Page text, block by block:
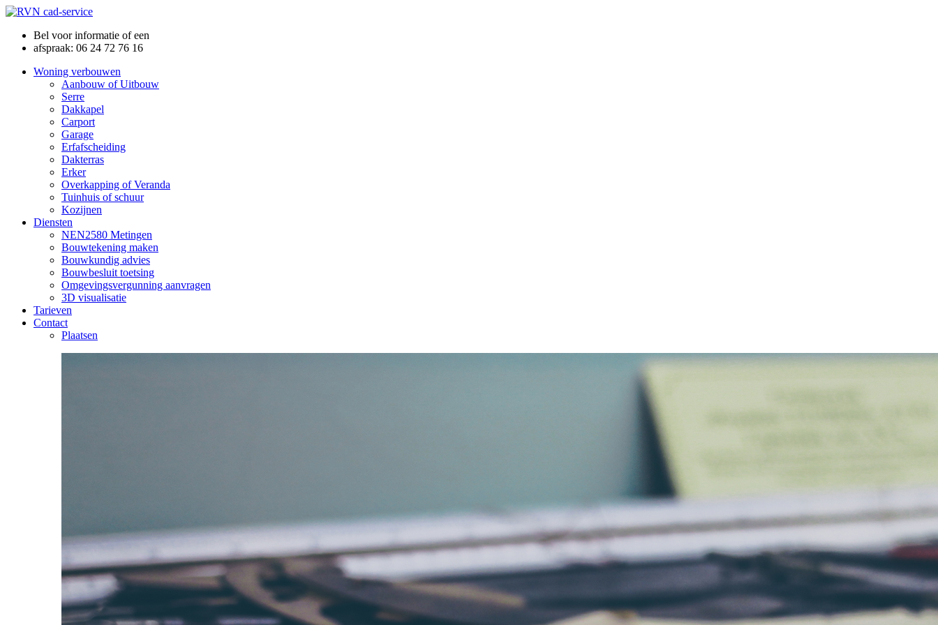
Bel voor informatie of een
afspraak: 06 24 72 76 16
Woning verbouwen
Aanbouw of Uitbouw
Serre
Dakkapel
Carport
Garage
Erfafscheiding
Dakterras
Erker
Overkapping of Veranda
Tuinhuis of schuur
Kozijnen
Diensten
NEN2580 Metingen
Bouwtekening maken
Bouwkundig advies
Bouwbesluit toetsing
Omgevingsvergunning aanvragen
3D visualisatie
Tarieven
Contact
Plaatsen